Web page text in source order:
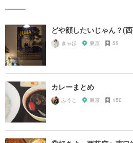
どや顔したいじゃん？(
きゃほ 東京 55
カレーまとめ
ふうこ 東京 150